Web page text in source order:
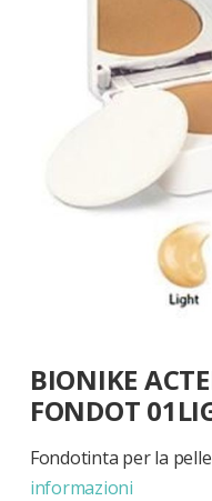
all'inizio
della
galleria
di
immagini
BIONIKE
FONDOT
Fondotinta per la
informazioni